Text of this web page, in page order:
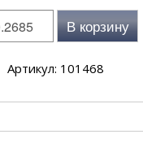
В корзину
Артикул: 101468